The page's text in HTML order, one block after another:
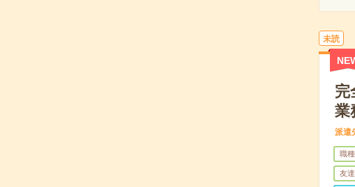
未読
完
業
派遣
職
友